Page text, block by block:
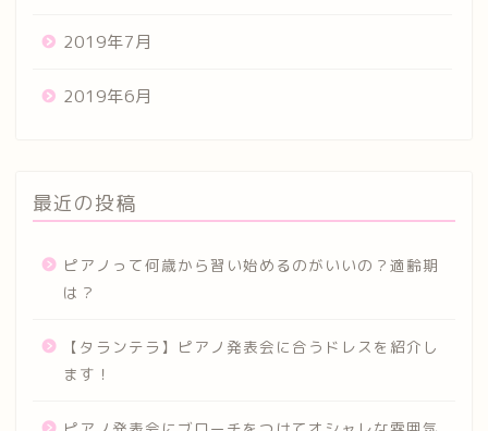
2019年7月
2019年6月
最近の投稿
ピアノって何歳から習い始めるのがいいの？適齢期
は？
【タランテラ】ピアノ発表会に合うドレスを紹介し
ます！